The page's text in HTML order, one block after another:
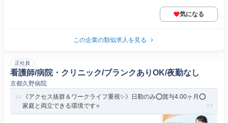
気になる
この企業の類似求人を見る
正社員
看護師/病院・クリニック/ブランクありOK/夜勤なし
京都久野病院
《アクセス抜群＆ワークライフ重視✨》日勤のみ⭕賞与4.00ヶ月⭕
家庭と両立できる環境です⭐